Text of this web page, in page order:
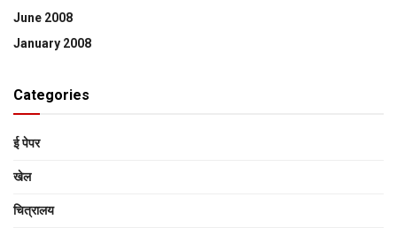
June 2008
January 2008
Categories
ई पेपर
खेल
चित्रालय